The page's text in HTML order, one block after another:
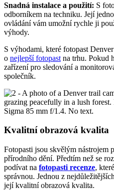
Snadná instalace a použití: S
odborníkem na techniku. Její
ovládání vám umožní rychle ji
výhody.
S výhodami, které fotopast
o nejlepší fotopast na trhu. Pokud
zařízení pro sledování a
společník.
Kvalitní obrazová kvalita
Fotopasti jsou skvělým nástrojem
přírodního dění. Předtím než se
podívat na fotopasti recenze,
správnou. Jednou z
její kvalitní obrazová kvalita.